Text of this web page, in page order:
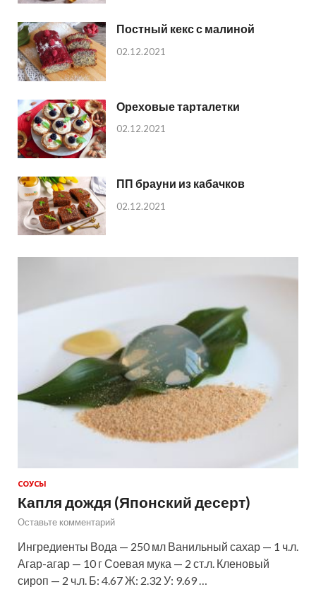
Постный кекс с малиной
02.12.2021
Ореховые тарталетки
02.12.2021
ПП брауни из кабачков
02.12.2021
СОУСЫ
Капля дождя (Японский десерт)
Оставьте комментарий
Ингредиенты Вода — 250 мл Ванильный сахар — 1 ч.л.
Агар-агар — 10 г Соевая мука — 2 ст.л. Кленовый
сироп — 2 ч.л. Б: 4.67 Ж: 2.32 У: 9.69 …